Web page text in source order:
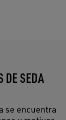
DE SEDA
se encuentra